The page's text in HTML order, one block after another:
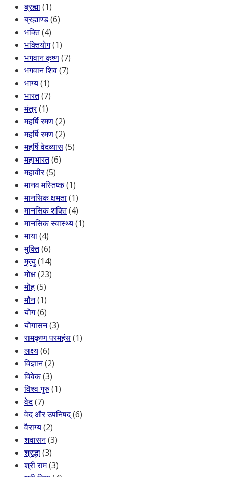
ब्रह्मा(1)
ब्रह्माण्ड(6)
भक्ति(4)
भक्तियोग(1)
भगवान कृष्ण(7)
भगवान शिव(7)
भाग्य(1)
भारत(7)
मंत्र(1)
महर्षि रमण(2)
महर्षि रमण(2)
महर्षि वेदव्यास(5)
महाभारत(6)
महावीर(5)
मानव मस्तिष्क(1)
मानसिक क्षमता(1)
मानसिक शक्ति(4)
मानसिक स्वास्थ्य(1)
माया(4)
मुक्ति(6)
मृत्यु(14)
मोक्ष(23)
मोह(5)
मौन(1)
योग(6)
योगासन(3)
रामकृष्ण परमहंस(1)
लक्ष्य(6)
विज्ञान(2)
विवेक(3)
विश्व गुरु(1)
वेद(7)
वेद और उपनिषद्(6)
वैराग्य(2)
शवासन(3)
श्रद्धा(3)
श्री राम(3)